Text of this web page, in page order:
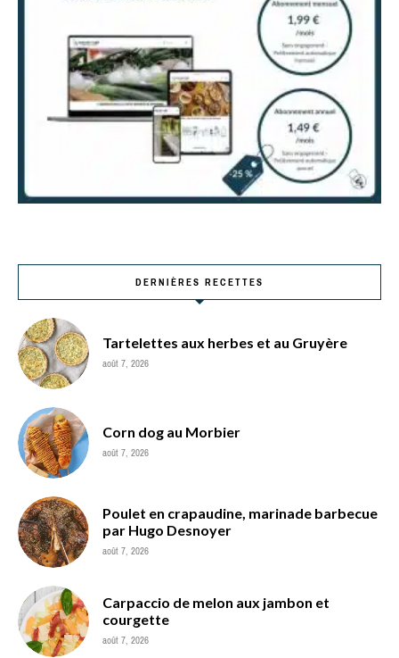
DERNIÈRES RECETTES
Tartelettes aux herbes et au Gruyère
août 7, 2026
Corn dog au Morbier
août 7, 2026
Poulet en crapaudine, marinade barbecue
par Hugo Desnoyer
août 7, 2026
Carpaccio de melon aux jambon et
courgette
août 7, 2026